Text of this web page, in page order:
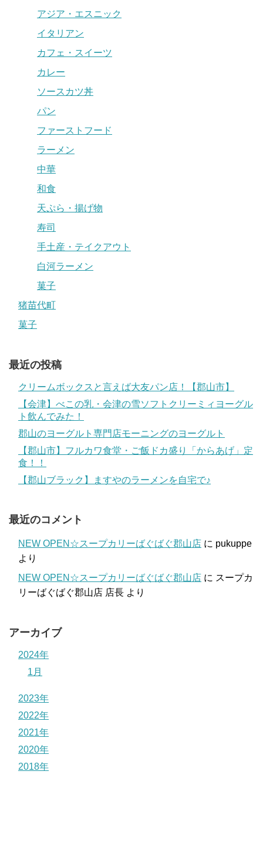
アジア・エスニック
イタリアン
カフェ・スイーツ
カレー
ソースカツ丼
パン
ファーストフード
ラーメン
中華
和食
天ぷら・揚げ物
寿司
手土産・テイクアウト
白河ラーメン
菓子
猪苗代町
菓子
最近の投稿
クリームボックスと言えば大友パン店！【郡山市】
【会津】べこの乳・会津の雪ソフトクリーミィヨーグル
ト飲んでみた！
郡山のヨーグルト専門店モーニングのヨーグルト
【郡山市】フルカワ食堂・ご飯ドカ盛り「からあげ」定
食！！
【郡山ブラック】ますやのラーメンを自宅で♪
最近のコメント
NEW OPEN☆スープカリーばぐばぐ郡山店 に pukuppe
より
NEW OPEN☆スープカリーばぐばぐ郡山店 に スープカ
リーばぐばぐ郡山店 店長 より
アーカイブ
2024年
1月
2023年
2022年
2021年
2020年
2018年